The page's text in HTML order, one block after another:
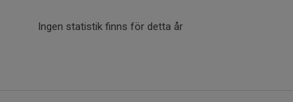
Ingen statistik finns för detta år